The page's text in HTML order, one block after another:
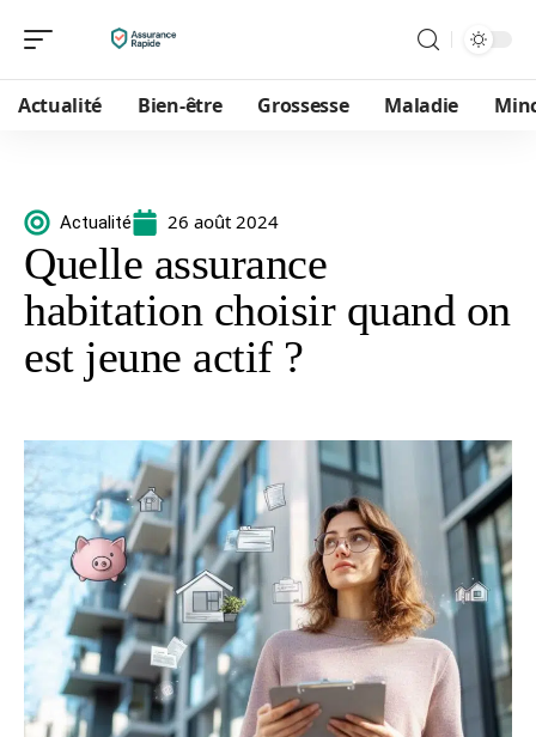
Actualité Bien-être Grossesse Maladie
Actualité 26 août 2024
Quelle assurance
habitation choisir quand on
est jeune actif ?